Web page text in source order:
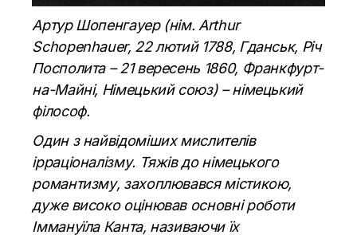
Артур Шопенгауер (нім. Arthur
Schopenhauer, 22 лютий 1788, Гданськ, Річ
Посполита – 21 вересень 1860, Франкфурт-
на-Майні, Німецький союз) – німецький
філософ.
Один з найвідоміших мислителів
ірраціоналізму. Тяжів до німецького
романтизму, захоплювався містикою,
дуже високо оцінював основні роботи
Іммануїла Канта, називаючи їх